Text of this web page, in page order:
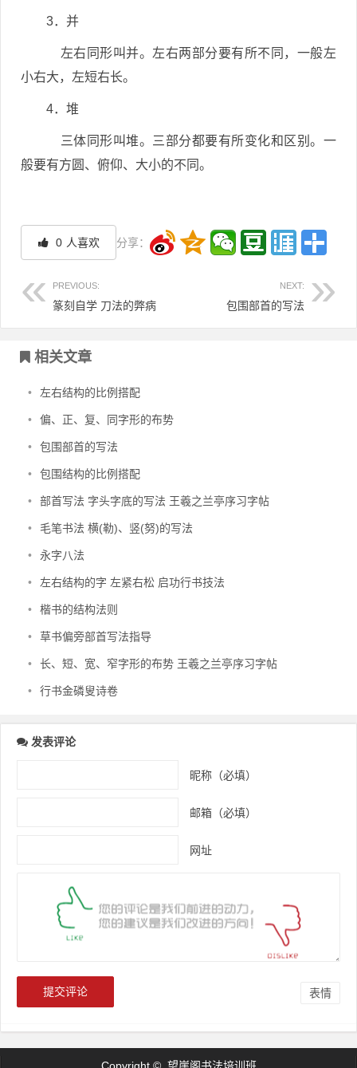
3．并
左右同形叫并。左右两部分要有所不同，一般左
小右大，左短右长。
4．堆
三体同形叫堆。三部分都要有所变化和区别。一
般要有方圆、俯仰、大小的不同。
0 人喜欢 分享：
PREVIOUS:
篆刻自学 刀法的弊病
NEXT:
包围部首的写法
文章导航
相关文章
• 左右结构的比例搭配
• 偏、正、复、同字形的布势
• 包围部首的写法
• 包围结构的比例搭配
• 部首写法 字头字底的写法 王羲之兰亭序习字帖
• 毛笔书法 横(勒)、竖(努)的写法
• 永字八法
• 左右结构的字 左紧右松 启功行书技法
• 楷书的结构法则
• 草书偏旁部首写法指导
• 长、短、宽、窄字形的布势 王羲之兰亭序习字帖
• 行书金磷叟诗卷
发表评论
昵称（必填）
邮箱（必填）
网址
表情